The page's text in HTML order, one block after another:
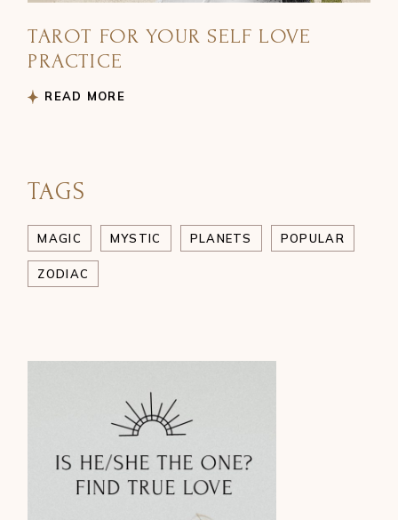
TAROT FOR YOUR SELF LOVE
PRACTICE
READ MORE
TAGS
MAGIC MYSTIC PLANETS POPULAR
ZODIAC